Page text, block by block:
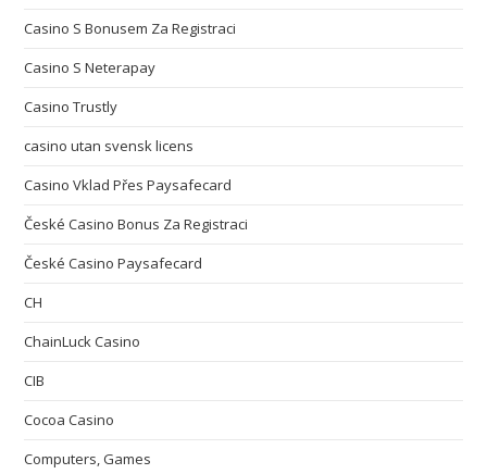
Casino S Bonusem Za Registraci
Casino S Neterapay
Casino Trustly
casino utan svensk licens
Casino Vklad Přes Paysafecard
České Casino Bonus Za Registraci
České Casino Paysafecard
CH
ChainLuck Casino
CIB
Cocoa Casino
Computers, Games